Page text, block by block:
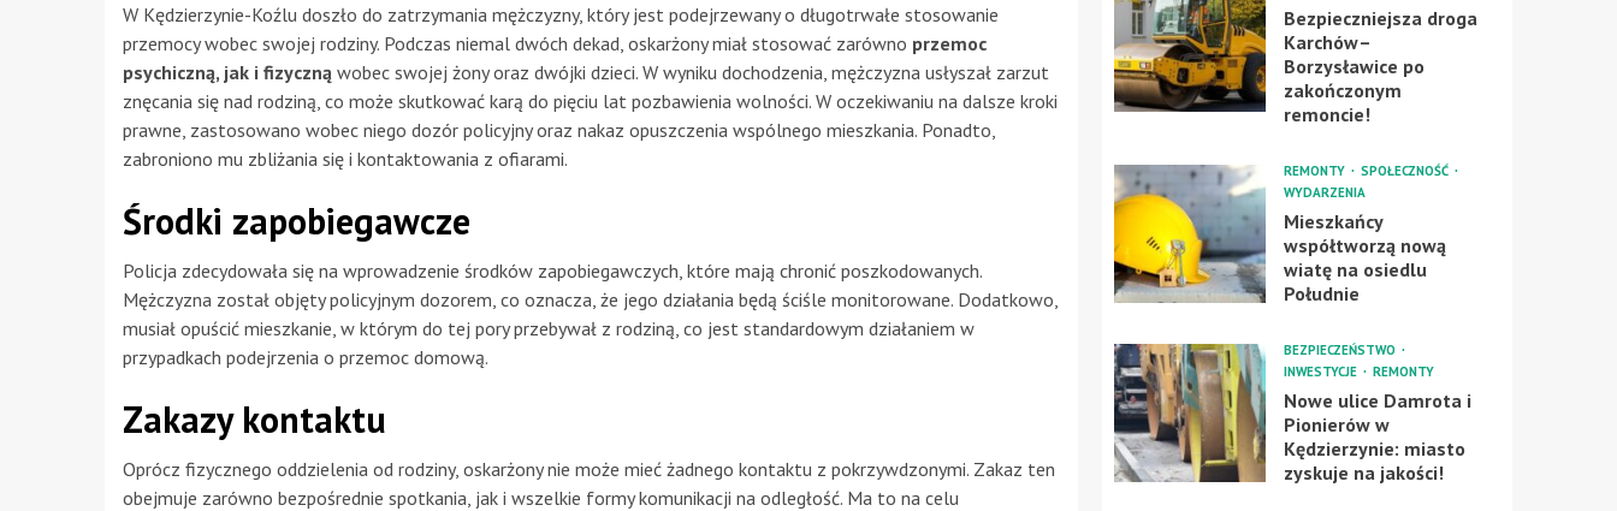
W Kędzierzynie-Koźlu doszło do zatrzymania mężczyzny, który jest podejrzewany o długotrwałe stosowanie
przemocy wobec swojej rodziny. Podczas niemal dwóch dekad, oskarżony miał stosować zarówno przemoc
psychiczną, jak i fizyczną wobec swojej żony oraz dwójki dzieci. W wyniku dochodzenia, mężczyzna usłyszał zarzut
znęcania się nad rodziną, co może skutkować karą do pięciu lat pozbawienia wolności. W oczekiwaniu na dalsze kroki
prawne, zastosowano wobec niego dozór policyjny oraz nakaz opuszczenia wspólnego mieszkania. Ponadto,
zabroniono mu zbliżania się i kontaktowania z ofiarami.
Środki zapobiegawcze
Policja zdecydowała się na wprowadzenie środków zapobiegawczych, które mają chronić poszkodowanych.
Mężczyzna został objęty policyjnym dozorem, co oznacza, że jego działania będą ściśle monitorowane. Dodatkowo,
musiał opuścić mieszkanie, w którym do tej pory przebywał z rodziną, co jest standardowym działaniem w
przypadkach podejrzenia o przemoc domową.
Zakazy kontaktu
Oprócz fizycznego oddzielenia od rodziny, oskarżony nie może mieć żadnego kontaktu z pokrzywdzonymi. Zakaz ten
obejmuje zarówno bezpośrednie spotkania, jak i wszelkie formy komunikacji na odległość. Ma to na celu
Bezpieczniejsza droga
Karchów–
Borzysławice po
zakończonym
remoncie!
REMONTY
SPOŁECZNOŚĆ
WYDARZENIA
Mieszkańcy
współtworzą nową
wiatę na osiedlu
Południe
BEZPIECZEŃSTWO
INWESTYCJE
REMONTY
Nowe ulice Damrota i
Pionierów w
Kędzierzynie: miasto
zyskuje na jakości!